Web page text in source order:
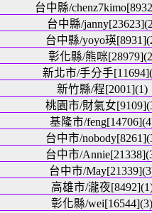
台中縣/
台中縣/
台中縣/yoyo瑛
彰化縣/熊咪
新北市/手分手
新竹縣/程[2001](1)
桃園市/財氣女
基隆市/
台中市/
台中市/
台中市/
高雄市/瀧夜
彰化縣/wei[16544](3)